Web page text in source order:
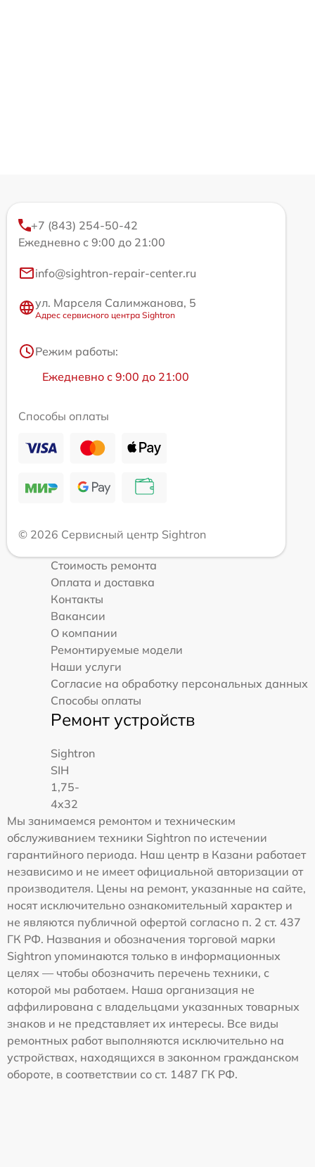
+7 (843) 254-50-42
Ежедневно с 9:00 до 21:00
info@sightron-repair-center.ru
ул. Марселя Салимжанова, 5
Адрес сервисного центра Sightron
Режим работы:
Ежедневно с 9:00 до 21:00
Способы оплаты
© 2026 Сервисный центр Sightron
Стоимость ремонта
Оплата и доставка
Контакты
Вакансии
О компании
Ремонтируемые модели
Наши услуги
Согласие на обработку персональных данных
Способы оплаты
Ремонт устройств
Sightron
SIH
1,75-
4x32
Мы занимаемся ремонтом и техническим
обслуживанием техники Sightron по истечении
гарантийного периода. Наш центр в Казани работает
независимо и не имеет официальной авторизации от
производителя. Цены на ремонт, указанные на сайте,
носят исключительно ознакомительный характер и
не являются публичной офертой согласно п. 2 ст. 437
ГК РФ. Названия и обозначения торговой марки
Sightron упоминаются только в информационных
целях — чтобы обозначить перечень техники, с
которой мы работаем. Наша организация не
аффилирована с владельцами указанных товарных
знаков и не представляет их интересы. Все виды
ремонтных работ выполняются исключительно на
устройствах, находящихся в законном гражданском
обороте, в соответствии со ст. 1487 ГК РФ.